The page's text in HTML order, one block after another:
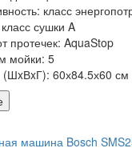
класс
сушки A
протечек: AquaStop
мойки: 5
(ШxВxГ): 60х84.5х60 см